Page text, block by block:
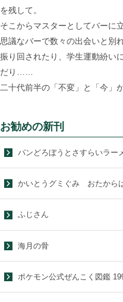
を残して。
そこからマスターとしてバーに
思議なバーで数々の出会いと
振り回されたり、学生運動紛い
だり……
二十代前半の「不変」と「今」
お勧めの新刊
パンどろぼうとさすらいラー
かいとうグミぐみ おたから
ふじさん
海月の骨
ポケモン公式ぜんこく図鑑